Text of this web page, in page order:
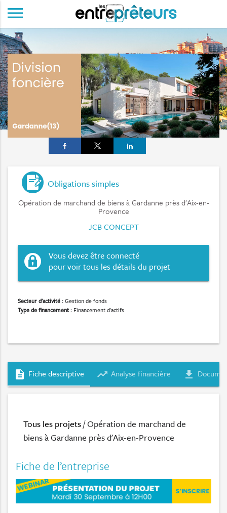
menu
Obligations simples
Opération de marchand de biens à Gardanne près d'Aix-en-
Provence
JCB CONCEPT
Vous devez être connecté
pour voir tous les détails du projet
Secteur d'activité :Gestion de fonds
Type de financement : Financement d'actifs
description Fiche descriptive trending_up Analyse financière file_download
Tous les projets/ Opération de marchand de
biens à Gardanne près d'Aix-en-Provence
Fiche de l’entreprise